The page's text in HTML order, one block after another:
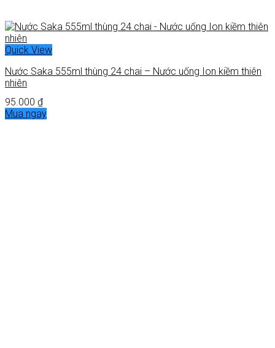
Quick View
Nước Saka 555ml thùng 24 chai – Nước uống Ion kiềm thiên
nhiên
95.000 ₫
Mua ngay